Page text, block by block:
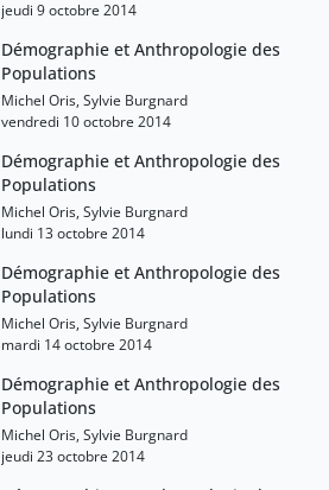
jeudi 9 octobre 2014
Démographie et Anthropologie des
Populations
Michel Oris, Sylvie Burgnard
vendredi 10 octobre 2014
Démographie et Anthropologie des
Populations
Michel Oris, Sylvie Burgnard
lundi 13 octobre 2014
Démographie et Anthropologie des
Populations
Michel Oris, Sylvie Burgnard
mardi 14 octobre 2014
Démographie et Anthropologie des
Populations
Michel Oris, Sylvie Burgnard
jeudi 23 octobre 2014